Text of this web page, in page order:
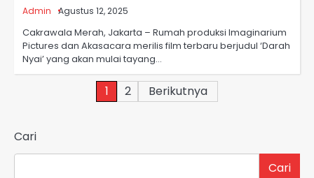
Admin Agustus 12, 2025
Cakrawala Merah, Jakarta – Rumah produksi Imaginarium
Pictures dan Akasacara merilis film terbaru berjudul ‘Darah
Nyai’ yang akan mulai tayang…
1 2 Berikutnya
Cari
Cari